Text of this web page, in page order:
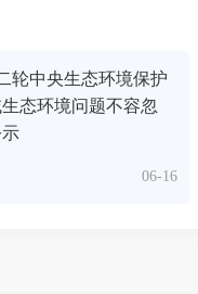
轮中央生态环境保护
态环境问题不容忽
06-16